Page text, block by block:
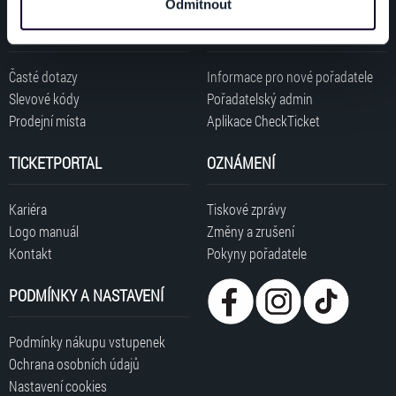
dalšími informacemi, které jste jim poskytli nebo které
získali v důsledku toho, že používáte jejich služby. Jaké
zpracování upravíte zaškrtnutím příslušné varianty. Svoji
volbu můžete kdykoliv změnit v zápatí stránky v záložce
„Cookies a jejich nastavení“.
Odmítnout
ZÁKAZNÍCI
Časté dotazy
Slevové kódy
Prodejní místa
POŘADATELÉ
Informace pro nové pořadatele
Pořadatelský admin
Aplikace CheckTicket
TICKETPORTAL
Kariéra
Logo manuál
Kontakt
OZNÁMENÍ
Tiskové zprávy
Změny a zrušení
Pokyny pořadatele
PODMÍNKY A NASTAVENÍ
Podmínky nákupu vstupenek
Ochrana osobních údajů
Nastavení cookies